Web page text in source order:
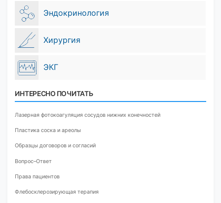
Эндокринология
Хирургия
ЭКГ
ИНТЕРЕСНО ПОЧИТАТЬ
Лазерная фотокоагуляция сосудов нижних конечностей
Пластика соска и ареолы
Образцы договоров и согласий
Вопрос–Ответ
Права пациентов
Флебосклерозирующая терапия